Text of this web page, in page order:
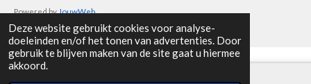
Deze website gebruikt cookies voor analyse-
doeleinden en/of het tonen van advertenties. Door
gebruik te blijven maken van de site gaat u hiermee
akkoord.
Powered byJouwWeb